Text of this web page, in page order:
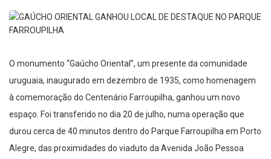
O monumento “Gaúcho Oriental”, um presente da comunidade
uruguaia, inaugurado em dezembro de 1935, como homenagem
à comemoração do Centenário Farroupilha, ganhou um novo
espaço. Foi transferido no dia 20 de julho, numa operação que
durou cerca de 40 minutos dentro do Parque Farroupilha em Porto
Alegre, das proximidades do viaduto da Avenida João Pessoa